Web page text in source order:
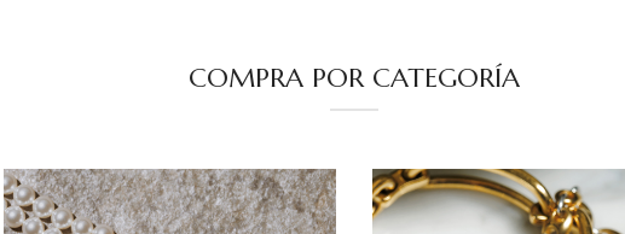
COMPRA POR CATEGORÍA